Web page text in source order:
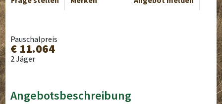
Pauschalpreis
€ 11.064
2 Jäger
Angebotsbeschreibung